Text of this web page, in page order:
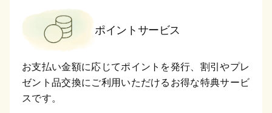
ポイントサービス
お支払い金額に応じてポイントを発行、割引やプレ
ゼント品交換にご利用いただけるお得な特典サービ
スです。